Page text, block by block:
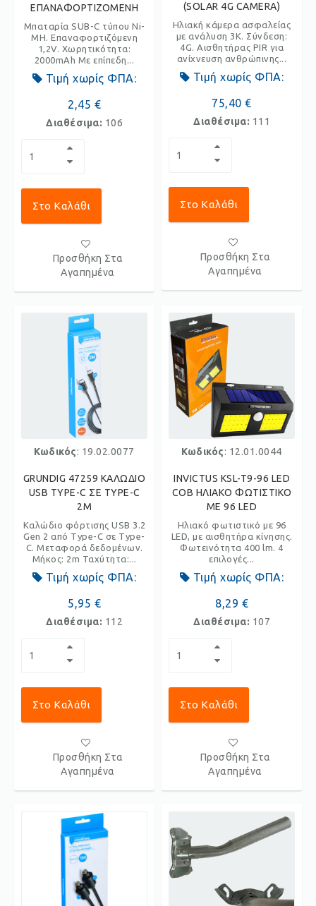
ΕΠΑΝΑΦΟΡΤΙΖΟΜΕΝΗ
Μπαταρία SUB-C τύπου Ni-
MH. Επαναφορτιζόμενη
1,2V. Χωρητικότητα:
2000mAh Με επίπεδη...
Τιμή χωρίς ΦΠΑ:
2,45 €
Διαθέσιμα: 106
Στο Καλάθι
Προσθήκη Στα
Αγαπημένα
(SOLAR 4G CAMERA)
Ηλιακή κάμερα ασφαλείας
με ανάλυση 3K. Σύνδεση:
4G. Αισθητήρας PIR για
ανίχνευση ανθρώπινης...
Τιμή χωρίς ΦΠΑ:
75,40 €
Διαθέσιμα: 111
Στο Καλάθι
Προσθήκη Στα
Αγαπημένα
Κωδικός: 19.02.0077
GRUNDIG 47259 ΚΑΛΩΔΙΟ
USB TYPE-C ΣΕ TYPE-C
2M
Καλώδιο φόρτισης USB 3.2
Gen 2 από Type-C σε Type-
C. Μεταφορά δεδομένων.
Μήκος: 2m Ταχύτητα:...
Τιμή χωρίς ΦΠΑ:
5,95 €
Διαθέσιμα: 112
Στο Καλάθι
Προσθήκη Στα
Αγαπημένα
Κωδικός: 12.01.0044
INVICTUS KSL-T9-96 LED
COB ΗΛΙΑΚΟ ΦΩΤΙΣΤΙΚΟ
ΜΕ 96 LED
Ηλιακό φωτιστικό με 96
LED, με αισθητήρα κίνησης.
Φωτεινότητα 400 lm. 4
επιλογές...
Τιμή χωρίς ΦΠΑ:
8,29 €
Διαθέσιμα: 107
Στο Καλάθι
Προσθήκη Στα
Αγαπημένα